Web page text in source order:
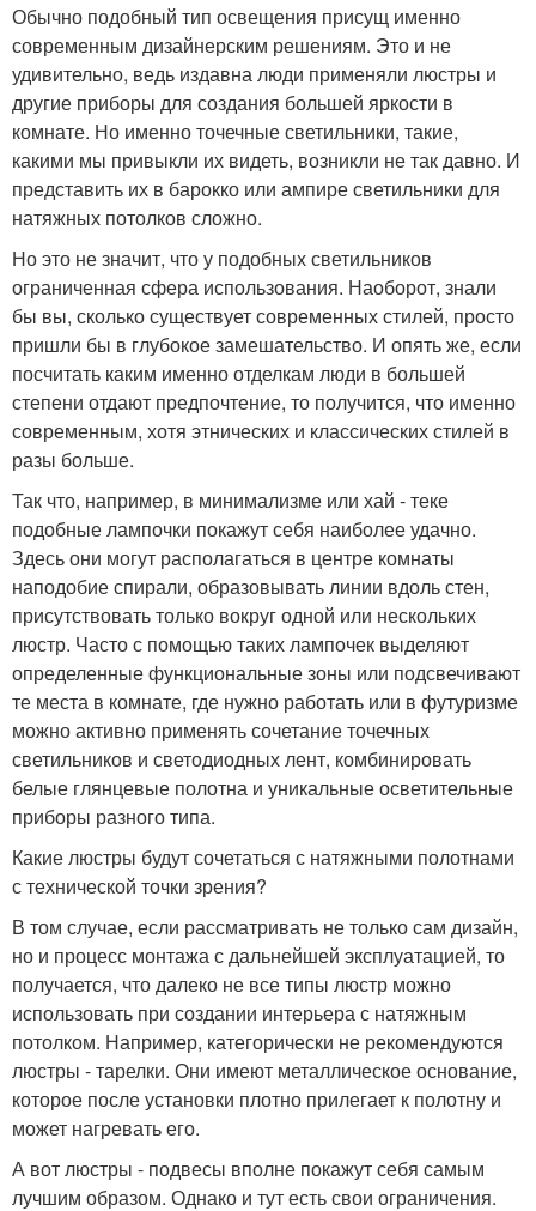
Обычно подобный тип освещения присущ именно
современным дизайнерским решениям. Это и не
удивительно, ведь издавна люди применяли люстры и
другие приборы для создания большей яркости в
комнате. Но именно точечные светильники, такие,
какими мы привыкли их видеть, возникли не так давно. И
представить их в барокко или ампире светильники для
натяжных потолков сложно.
Но это не значит, что у подобных светильников
ограниченная сфера использования. Наоборот, знали
бы вы, сколько существует современных стилей, просто
пришли бы в глубокое замешательство. И опять же, если
посчитать каким именно отделкам люди в большей
степени отдают предпочтение, то получится, что именно
современным, хотя этнических и классических стилей в
разы больше.
Так что, например, в минимализме или хай - теке
подобные лампочки покажут себя наиболее удачно.
Здесь они могут располагаться в центре комнаты
наподобие спирали, образовывать линии вдоль стен,
присутствовать только вокруг одной или нескольких
люстр. Часто с помощью таких лампочек выделяют
определенные функциональные зоны или подсвечивают
те места в комнате, где нужно работать или в футуризме
можно активно применять сочетание точечных
светильников и светодиодных лент, комбинировать
белые глянцевые полотна и уникальные осветительные
приборы разного типа.
Какие люстры будут сочетаться с натяжными полотнами
с технической точки зрения?
В том случае, если рассматривать не только сам дизайн,
но и процесс монтажа с дальнейшей эксплуатацией, то
получается, что далеко не все типы люстр можно
использовать при создании интерьера с натяжным
потолком. Например, категорически не рекомендуются
люстры - тарелки. Они имеют металлическое основание,
которое после установки плотно прилегает к полотну и
может нагревать его.
А вот люстры - подвесы вполне покажут себя самым
лучшим образом. Однако и тут есть свои ограничения.